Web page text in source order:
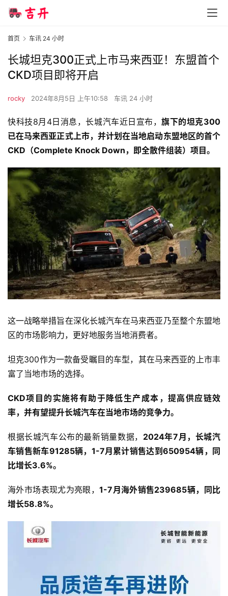
首页 车讯 24 小时
长城坦克300正式上市马来西亚！东盟首个
CKD项目即将开启
rocky 2024年8月5日 上午10:58 车讯 24 小时
快科技8月4日消息，长城汽车近日宣布，旗下的坦克300
已在马来西亚正式上市，并计划在当地启动东盟地区的首个
CKD（Complete Knock Down，即全散件组装）项目。
这一战略举措旨在深化长城汽车在马来西亚乃至整个东盟地
区的市场影响力，更好地服务当地消费者。
坦克300作为一款备受瞩目的车型，其在马来西亚的上市丰
富了当地市场的选择。
CKD项目的实施将有助于降低生产成本，提高供应链效
率，并有望提升长城汽车在当地市场的竞争力。
根据长城汽车公布的最新销量数据， 2024年7月，长城汽
车销售新车91285辆，1-7月累计销售达到650954辆，同
比增长3.6%。
海外市场表现尤为亮眼，1-7月海外销售239685辆，同比
增长58.8%。